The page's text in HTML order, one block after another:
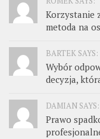
Korzystanie
metoda na
BARTEK SAYS:
Wybór
decyzja,
DAMIAN SAYS:
Prawo